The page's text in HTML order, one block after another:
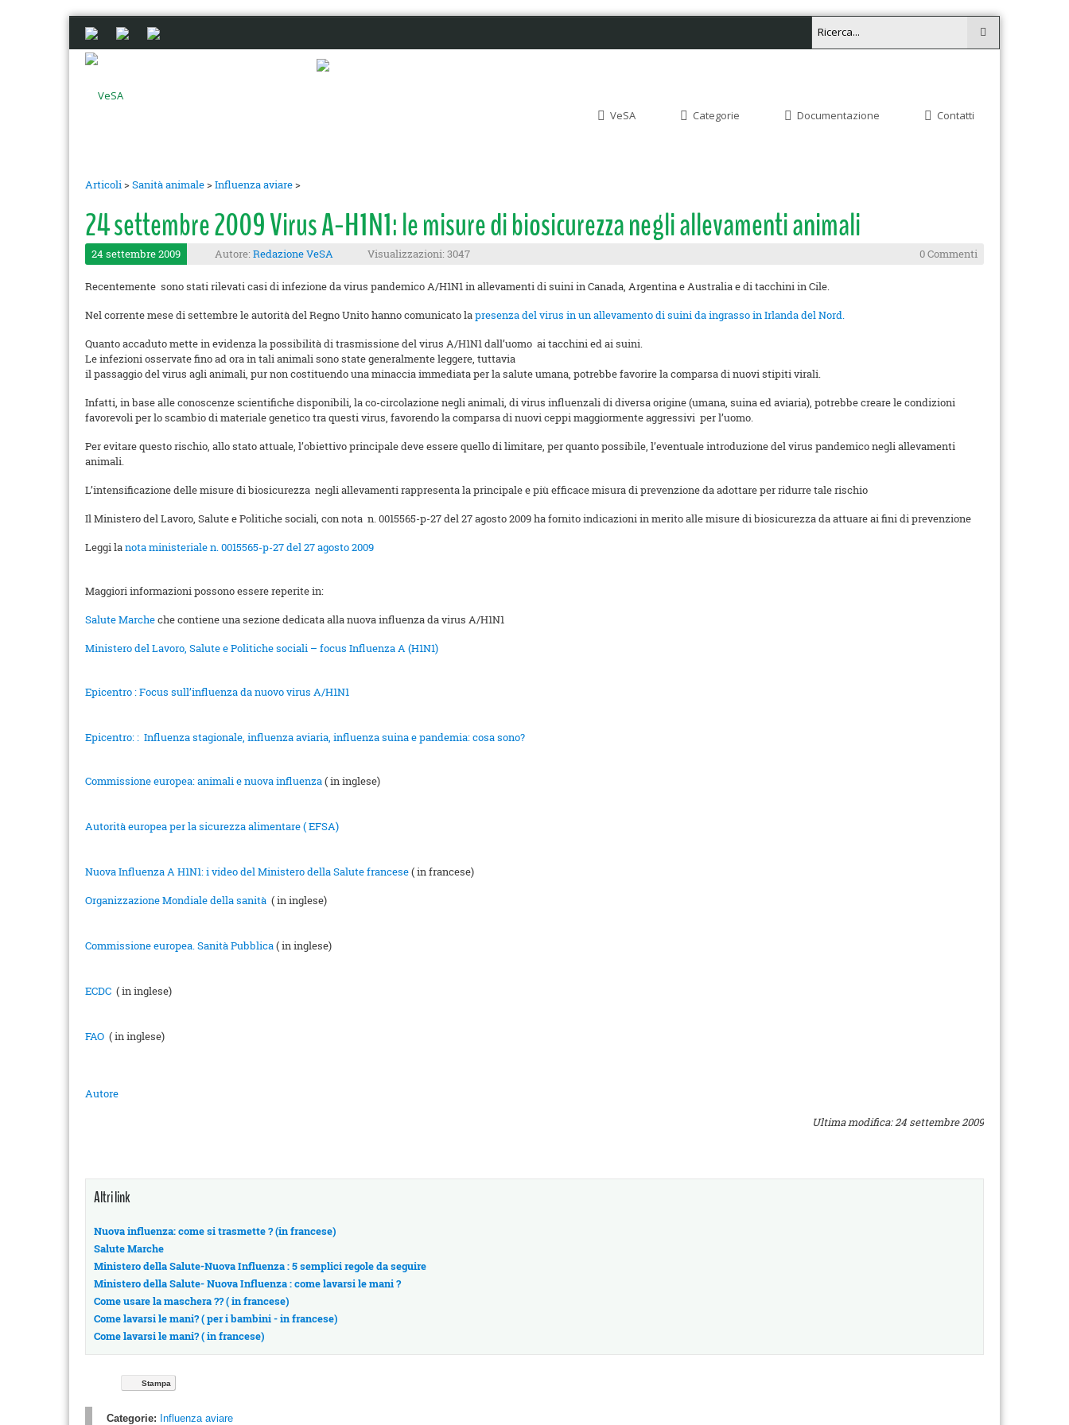
VeSA Categorie Documentazione Contatti
Articoli>Sanità animale>Influenza aviare>
24 settembre 2009 Virus A-H1N1: le misure di biosicurezza negli allevamenti animali
24 settembre 2009 Autore: Redazione VeSA Visualizzazioni: 3047 0 Commenti
Recentemente sono stati rilevati casi di infezione da virus pandemico A/H1N1 in allevamenti di suini in Canada, Argentina e Australia e di tacchini in Cile.
Nel corrente mese di settembre le autorità del Regno Unito hanno comunicato lapresenza del virus in un allevamento di suini da ingrasso in Irlanda del Nord.
Quanto accaduto mette in evidenza la possibilità di trasmissione del virus A/H1N1 dall’uomo ai tacchini ed ai suini.
Le infezioni osservate fino ad ora in tali animali sono state generalmente leggere, tuttavia
il passaggio del virus agli animali, pur non costituendo una minaccia immediata per la salute umana, potrebbe favorire la comparsa di nuovi stipiti virali.
Infatti, in base alle conoscenze scientifiche disponibili, la co-circolazione negli animali, di virus influenzali di diversa origine (umana, suina ed aviaria), potrebbe creare le condizioni
favorevoli per lo scambio di materiale genetico tra questi virus, favorendo la comparsa di nuovi ceppi maggiormente aggressivi per l’uomo.
Per evitare questo rischio, allo stato attuale, l’obiettivo principale deve essere quello di limitare, per quanto possibile, l’eventuale introduzione del virus pandemico negli allevamenti
animali.
L’intensificazione delle misure di biosicurezza negli allevamenti rappresenta la principale e più efficace misura di prevenzione da adottare per ridurre tale rischio
Il Ministero del Lavoro, Salute e Politiche sociali, con nota n. 0015565-p-27 del 27 agosto 2009 ha fornito indicazioni in merito alle misure di biosicurezza da attuare ai fini di prevenzione
Leggi lanota ministeriale n. 0015565-p-27 del 27 agosto 2009
Maggiori informazioni possono essere reperite in:
Salute Marcheche contiene una sezione dedicata alla nuova influenza da virus A/H1N1
Ministero del Lavoro, Salute e Politiche sociali – focus Influenza A (H1N1)
Epicentro : Focus sull’influenza da nuovo virus A/H1N1
Epicentro: : Influenza stagionale, influenza aviaria, influenza suina e pandemia: cosa sono?
Commissione europea: animali e nuova influenza( in inglese)
Autorità europea per la sicurezza alimentare ( EFSA)
Nuova Influenza A H1N1: i video del Ministero della Salute francese( in francese)
Organizzazione Mondiale della sanità ( in inglese)
Commissione europea. Sanità Pubblica( in inglese)
ECDC ( in inglese)
FAO ( in inglese)
Autore
Ultima modifica: 24 settembre 2009
Altri link
Nuova influenza: come si trasmette ? (in francese)
Salute Marche
Ministero della Salute-Nuova Influenza : 5 semplici regole da seguire
Ministero della Salute- Nuova Influenza : come lavarsi le mani ?
Come usare la maschera ?? ( in francese)
Come lavarsi le mani? ( per i bambini - in francese)
Come lavarsi le mani? ( in francese)
Stampa
Categorie: Influenza aviare